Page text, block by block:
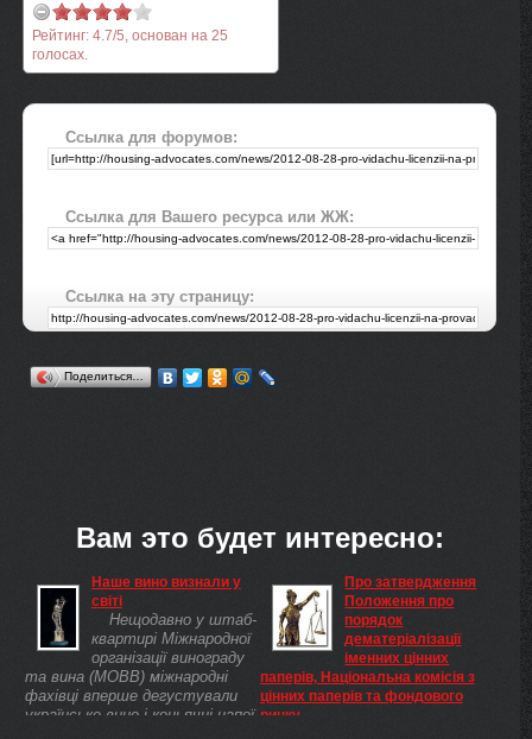
Рейтинг: 4.7/5, основан на 25
голосах.
Ссылка для форумов:
Ссылка для Вашего ресурса или ЖЖ:
Ссылка на эту страницу:
Поделиться…
Вам это будет интересно:
Наше вино визнали у
світі
Нещодавно у штаб-
квартирі Міжнародної
організації винограду
та вина (МОВВ) міжнародні
фахівці вперше дегустували
українське вино і коньячні напої.
Про затвердження
Положення про
порядок
дематеріалізації
іменних цінних
паперів, Національна комісія з
цінних паперів та фондового
ринку